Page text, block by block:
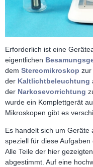
Erforderlich ist eine
eigentlichen
dem Stereomikroskop zur
der Kaltlichtbeleuchtung
der Narkosevorrichtung
wurde ein Komplettgerät
Mikroskopen gibt es
Es handelt sich um Geräte
speziell für diese
Alle Teile der hier
abgestimmt. Auf eine